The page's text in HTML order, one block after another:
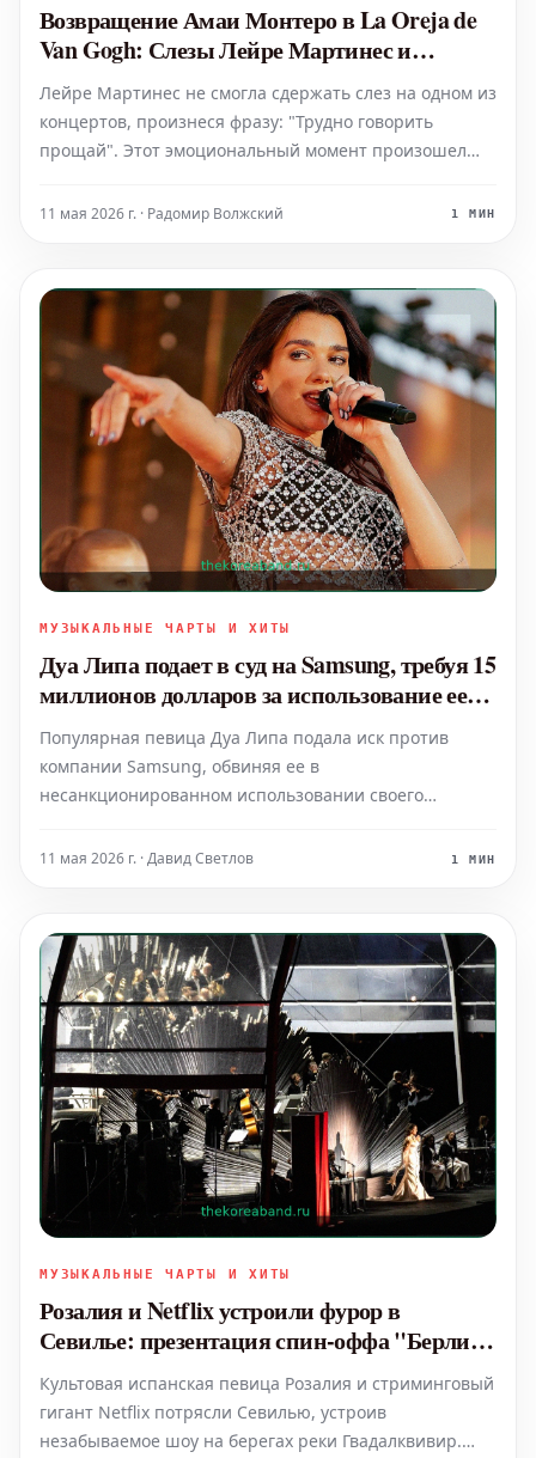
Возвращение Амаи Монтеро в La Oreja de
Van Gogh: Слезы Лейре Мартинес и
признание об 'аде'
Лейре Мартинес не смогла сдержать слез на одном из
концертов, произнеся фразу: "Трудно говорить
прощай". Этот эмоциональный момент произошел
вокалистки группы La Oreja de Van Gogh. Монтеро
11 мая 2026 г. · Радомир Волжский 1 МИН
МУЗЫКАЛЬНЫЕ ЧАРТЫ И ХИТЫ
Дуа Липа подает в суд на Samsung, требуя 15
миллионов долларов за использование ее
изображения без разрешения
Популярная певица Дуа Липа подала иск против
компании Samsung, обвиняя ее в
несанкционированном использовании своего
15 миллионов долларов. В иске утверждается, что
11 мая 2026 г. · Давид Светлов 1 МИН
МУЗЫКАЛЬНЫЕ ЧАРТЫ И ХИТЫ
Розалия и Netflix устроили фурор в
Севилье: презентация спин-оффа "Берлин:
Дама с горностаем" на Гвадалквивире
Культовая испанская певица Розалия и стриминговый
гигант Netflix потрясли Севилью, устроив
незабываемое шоу на берегах реки Гвадалквивир.